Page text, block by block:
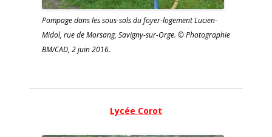
Pompage dans les sous-sols du foyer-logement Lucien-
Midol, rue de Morsang, Savigny-sur-Orge. © Photographie
BM/CAD, 2 juin 2016.
Lycée Corot